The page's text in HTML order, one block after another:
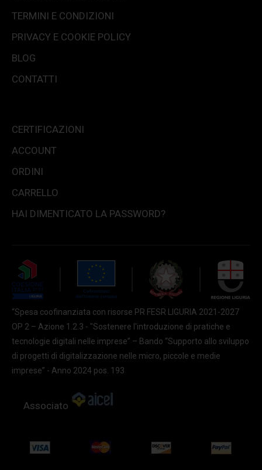
TERMINI E CONDIZIONI
PRIVACY E COOKIE POLICY
BLOG
CONTATTI
CERTIFICAZIONI
ACCOUNT
ORDINI
CARRELLO
HAI DIMENTICATO LA PASSWORD?
“Spesa coofinanziata con risorse PR FESR LIGURIA 2021-2027
OP 2 – Azione 1.2.3 - "Sostenere l'introduzione di pratiche e
tecnologie digitali nelle imprese” – Bando “Supporto allo sviluppo
di progetti di digitalizzazione nelle micro, piccole e medie
imprese” - Anno 2024 pos. 193
Associato